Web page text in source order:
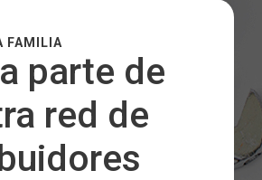
FAMILIA
parte de
red de